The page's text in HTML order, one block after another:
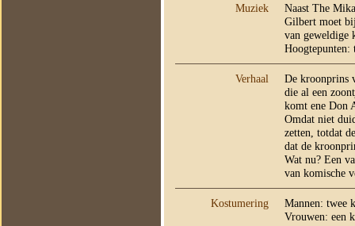
Muziek
Naast The
Gilbert moet
van geweldige
Hoogtepunten:
Verhaal
De kroonprins
die al een
komt ene Don
Omdat niet
zetten, totdat
dat de
Wat nu? Een
van komische
Kostumering
Mannen: twee
Vrouwen: een